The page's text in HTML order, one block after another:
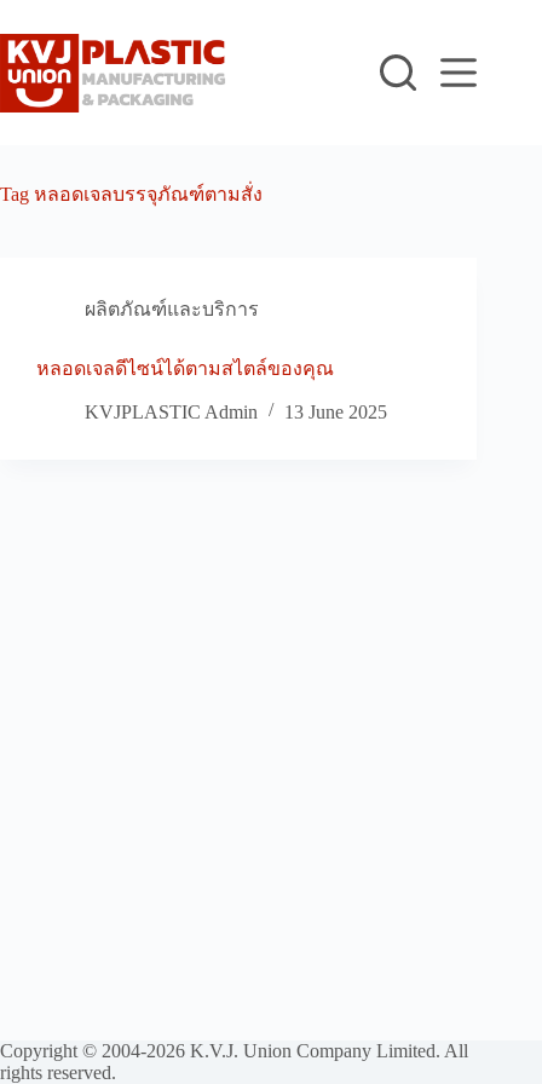
to
content
Tag หลอดเจลบรรจุภัณฑ์ตามสั่ง
ผลิตภัณฑ์และบริการ
หลอดเจลดีไซน์ได้ตามสไตล์ของคุณ
KVJPLASTIC Admin 13 June 2025
Copyright © 2004-2026 K.V.J. Union Company Limited. All
rights reserved.